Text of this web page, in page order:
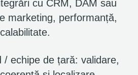
cu CRM, DAM sau
marketing, performanță,
/ echipe de țară: validare,